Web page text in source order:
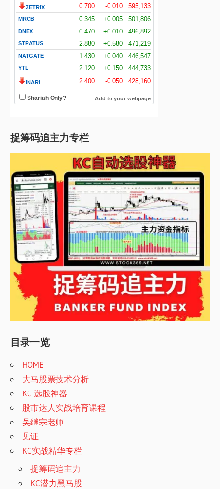
捉筹码追主力专栏
目录一览
HOME
大马股票技术分析
KC 选股神器
股市达人实战培育课程
吴继宗老师
见证
KC实战精华专栏
捉筹码追主力
KC潜力黑马股